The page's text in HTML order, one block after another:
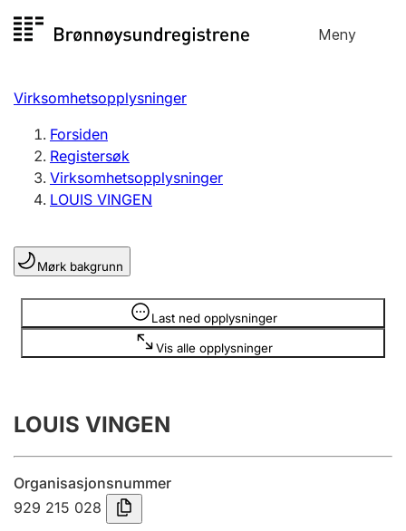
til
Meny
Registersøk
Aksjeselskap
Enkeltpersonforetak
Registrere, endre, slette
Lag og forening
Registrere, endre, slette
Årsregnskap
Innsending og forsinkelsesgebyr
Tinglysing
Virksomhetsopplysninger
Forsiden
Registersøk
Virksomhetsopplysninger
LOUIS VINGEN
Mørk bakgrunn
Last ned opplysninger
Vis alle opplysninger
Opplysninger er skjult
LOUIS VINGEN
Organisasjonsnummer
929 215 028